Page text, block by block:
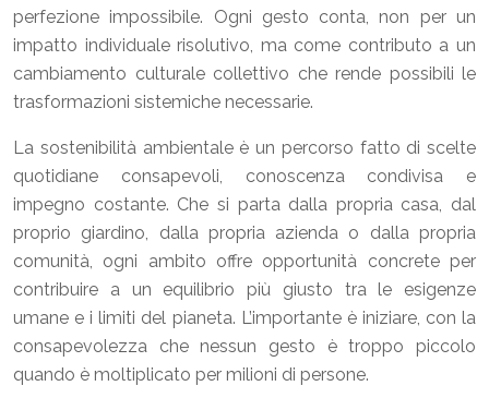
perfezione impossibile. Ogni gesto conta, non per un
impatto individuale risolutivo, ma come contributo a un
cambiamento culturale collettivo che rende possibili le
trasformazioni sistemiche necessarie.
La sostenibilità ambientale è un percorso fatto di scelte
quotidiane consapevoli, conoscenza condivisa e
impegno costante. Che si parta dalla propria casa, dal
proprio giardino, dalla propria azienda o dalla propria
comunità, ogni ambito offre opportunità concrete per
contribuire a un equilibrio più giusto tra le esigenze
umane e i limiti del pianeta. L’importante è iniziare, con la
consapevolezza che nessun gesto è troppo piccolo
quando è moltiplicato per milioni di persone.